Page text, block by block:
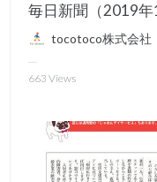
毎日新聞（2019年
tocotoco株式会社
663 Views